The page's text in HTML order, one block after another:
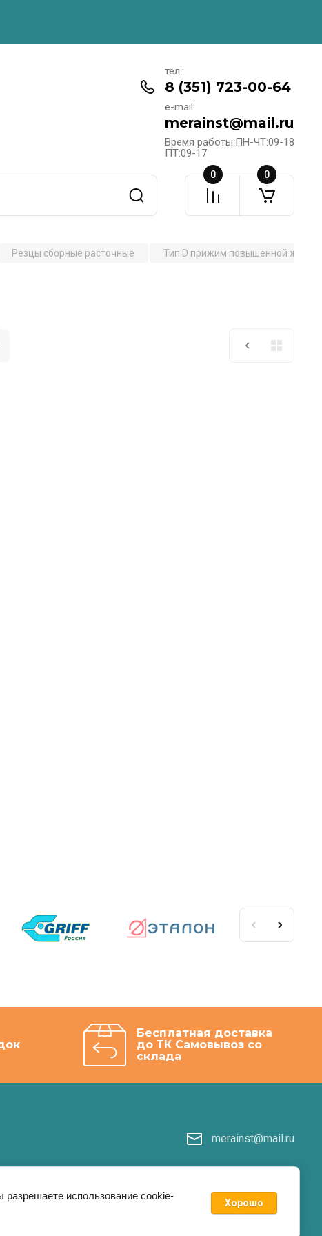
тел.:
8 (351) 723-00-64
e-mail:
merainst@mail.ru
Время работы:ПН-ЧТ:09-18
ПТ:09-17
0 0
Резцы сборные расточные Тип D прижим повышенной
Бесплатная доставка
до ТК Самовывоз со
склада
merainst@mail.ru
использование cookie-
Хорошо